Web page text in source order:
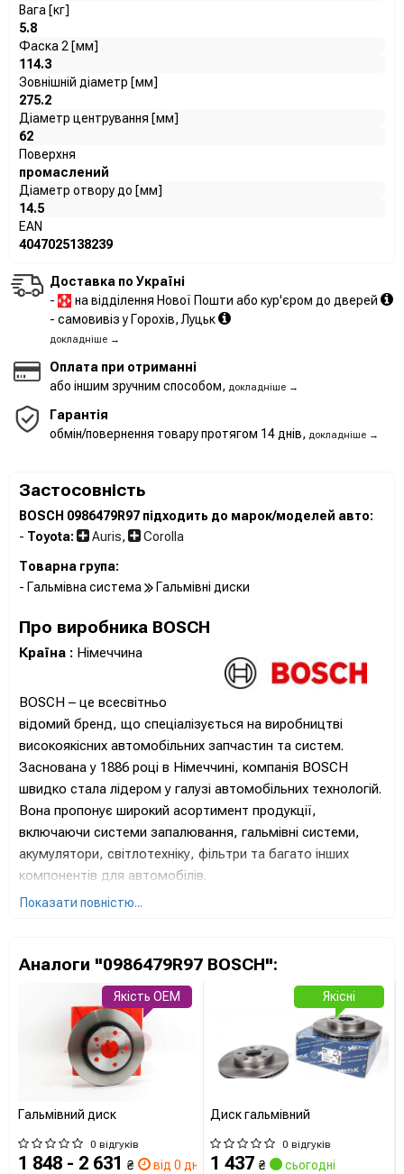
Вага [кг]
5.8
Фаска 2 [мм]
114.3
Зовнішній діаметр [мм]
275.2
Діаметр центрування [мм]
62
Поверхня
промаслений
Діаметр отвору до [мм]
14.5
EAN
4047025138239
Доставка по Україні
-
на відділення Нової Пошти або кур'єром до дверей
- самовивіз у Горохів, Луцьк
докладніше →
Оплата при отриманні
або іншим зручним способом, докладніше →
Гарантія
обмін/повернення товару протягом 14 днів, докладніше →
Застосовність
BOSCH 0986479R97 підходить до марок/моделей авто:
- Toyota: Auris, Corolla
Товарна група:
- Гальмівна система
Гальмівні диски
Про виробника BOSCH
Країна : Німеччина
BOSCH – це всесвітньо
відомий бренд, що спеціалізується на виробництві
високоякісних автомобільних запчастин та систем.
Заснована у 1886 році в Німеччині, компанія BOSCH
швидко стала лідером у галузі автомобільних технологій.
Вона пропонує широкий асортимент продукції,
включаючи системи запалювання, гальмівні системи,
акумулятори, світлотехніку, фільтри та багато інших
компонентів для автомобілів.
Продукція BOSCH відома своєю надійністю,
автовиробників світу, а також широко представлена на
ринку автозапчастин для вторинного обслуговування.
Завдяки постійним інвестиціям у дослідження та
розробки, BOSCH залишається на передовій
автомобільних технологій, впроваджуючи нові та
покращені рішення для автомобільної індустрії.
Серед найважливіших досягнень BOSCH можна
відзначити розробку системи ABS, впорскування палива
та численних електронних систем управління, які значно
Показати повністю...
Аналоги "0986479R97 BOSCH":
Гальмівний диск
0 відгуків
1 848 - 2 631 ₴ від 0 дн.
Якість OEM
Диск гальмівний
0 відгуків
1 437 ₴ сьогодні
Якісні